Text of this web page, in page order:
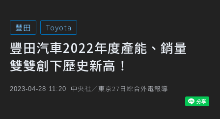
豐田 Toyota
豐田汽車2022年度產能、銷量
雙雙創下歷史新高！
2023-04-28 11:20 中央社／東京27日綜合外電報導